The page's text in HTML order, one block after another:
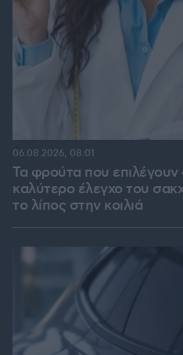
Τα φρούτα που επιλέγουν
καλύτερο έλεγχο του
το λίπος στην κοιλιά
06.08.2026, 08:01